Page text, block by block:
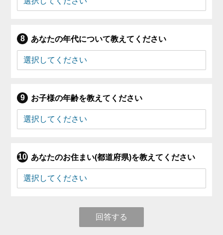
あなたの年代について教えてください
お子様の年齢を教えてください
あなたのお住まい(都道府県)を教えてください
回答する